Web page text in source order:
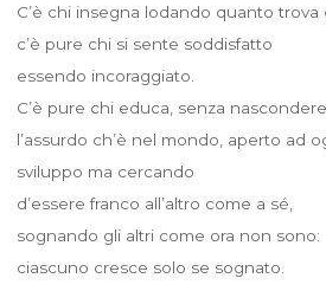
C’è chi insegna lodando quanto
c’è pure chi si sente soddisfatto
essendo incoraggiato.
C’è pure chi educa, senza nascondere
l’assurdo ch’è nel mondo, aperto ad
sviluppo ma cercando
d’essere franco all’altro come a sé,
sognando gli altri come ora non sono:
ciascuno cresce solo se sognato.